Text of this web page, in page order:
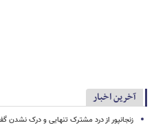
آخرین اخبار
زنجانپور از درد مشترک تنهایی و درک